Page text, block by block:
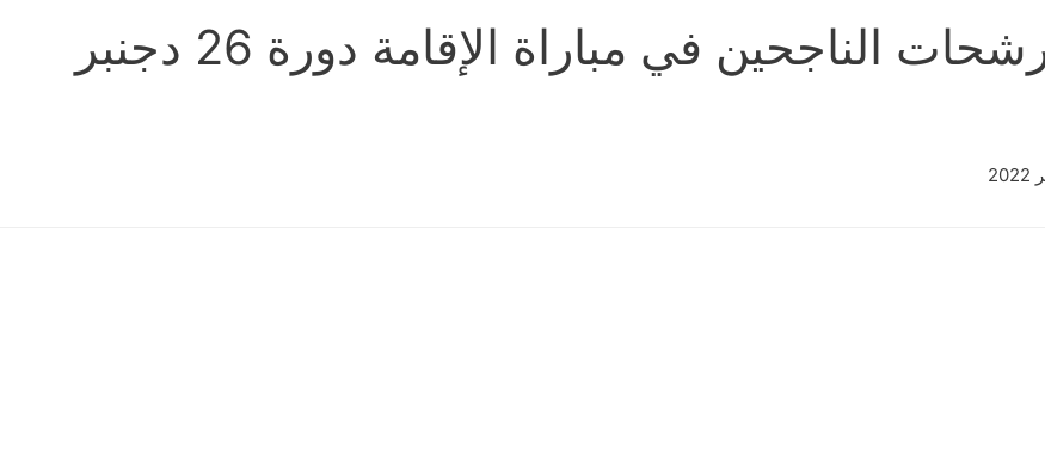
إعـــــلان للمترشحين و المترشحات الناجحين في مباراة الإقامة دورة 26 دجنبر